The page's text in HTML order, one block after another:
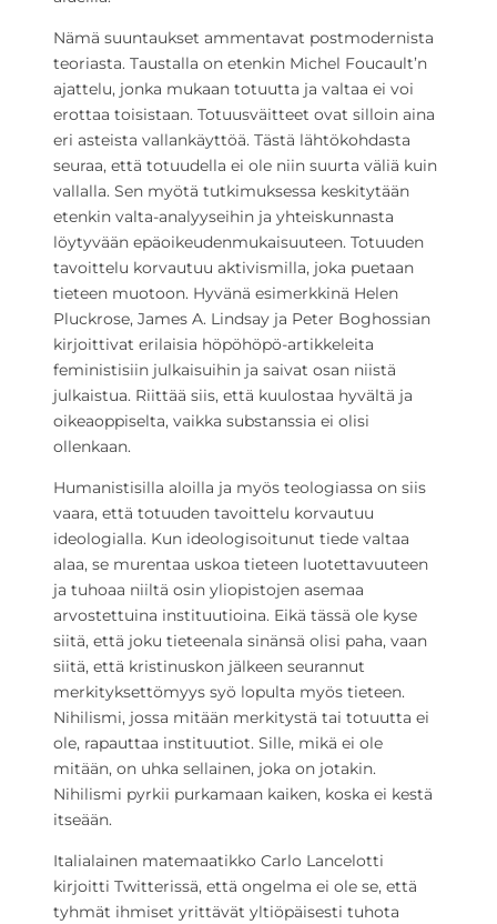
Nämä suuntaukset ammentavat postmodernista
teoriasta. Taustalla on etenkin Michel Foucault’n
ajattelu, jonka mukaan totuutta ja valtaa ei voi
erottaa toisistaan. Totuusväitteet ovat silloin aina
eri asteista vallankäyttöä. Tästä lähtökohdasta
seuraa, että totuudella ei ole niin suurta väliä kuin
vallalla. Sen myötä tutkimuksessa keskitytään
etenkin valta-analyyseihin ja yhteiskunnasta
löytyvään epäoikeudenmukaisuuteen. Totuuden
tavoittelu korvautuu aktivismilla, joka puetaan
tieteen muotoon. Hyvänä esimerkkinä Helen
Pluckrose, James A. Lindsay ja Peter Boghossian
kirjoittivat erilaisia höpöhöpö-artikkeleita
feministisiin julkaisuihin ja saivat osan niistä
julkaistua. Riittää siis, että kuulostaa hyvältä ja
oikeaoppiselta, vaikka substanssia ei olisi
ollenkaan.
Humanistisilla aloilla ja myös teologiassa on siis
vaara, että totuuden tavoittelu korvautuu
ideologialla. Kun ideologisoitunut tiede valtaa
alaa, se murentaa uskoa tieteen luotettavuuteen
ja tuhoaa niiltä osin yliopistojen asemaa
arvostettuina instituutioina. Eikä tässä ole kyse
siitä, että joku tieteenala sinänsä olisi paha, vaan
siitä, että kristinuskon jälkeen seurannut
merkityksettömyys syö lopulta myös tieteen.
Nihilismi, jossa mitään merkitystä tai totuutta ei
ole, rapauttaa instituutiot. Sille, mikä ei ole
mitään, on uhka sellainen, joka on jotakin.
Nihilismi pyrkii purkamaan kaiken, koska ei kestä
itseään.
Italialainen matemaatikko Carlo Lancelotti
kirjoitti Twitterissä, että ongelma ei ole se, että
tyhmät ihmiset yrittävät yltiöpäisesti tuhota